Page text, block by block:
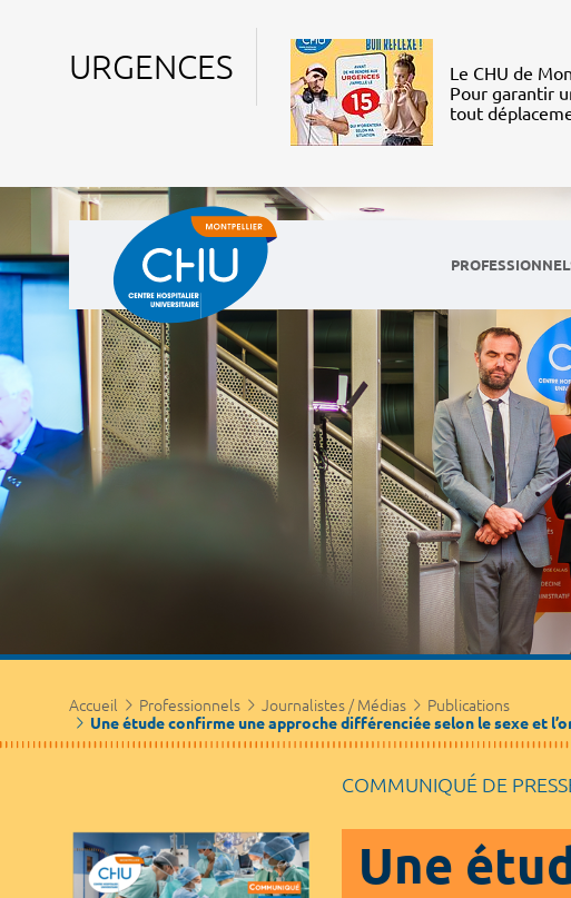
URGENCES
Le CHU de
Pour garantir
tout
Accueil Professionnels Journalistes / Médias
Publications
Une étude confirme une approche différenciée selon le sexe et
COMMUNIQUÉ DE
Une